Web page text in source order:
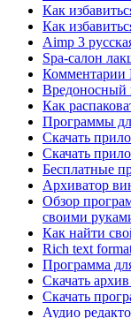
Как
Как
Aimp 3
Spa-салон
Комментарии
Вредоносный
Как
Программы
Скачать
Скачать
Бесплатные
Архиватор
Обзор
своими
Как найти
Rich text
Программа
Скачать
Скачать
Аудио